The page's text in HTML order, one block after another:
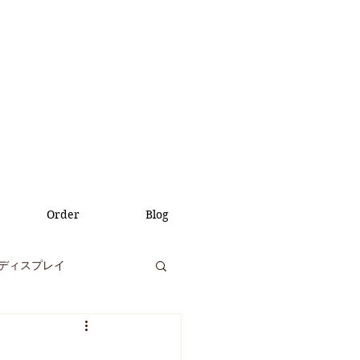
Order Blog
ィスプレイ